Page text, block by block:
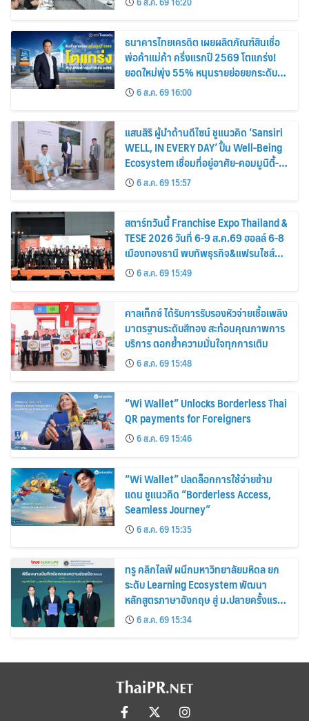
ธนาคารไทยเครดิต เผยผลิตภัณฑ์สินเชื่อ
พ่อค้าแม่ค้า ครึ่งแรกปี 2569 โตแกร่ง!
ยอดใหม่พุ่ง 55% หนุนรายย่อยยกระดับสู่
ดิจิทัลเต็มรูปแบบ
6 ส.ค. 69 16:00
แสนสิริ ผู้นำด้านดีไซน์ ชูแนวคิด ‘Sansiri
WELL, IN EVERY DAY’ ปั้น Well-Being
Ecosystem เชื่อมที่อยู่อาศัย-คอมมูนิตี้-
บริการ-ไลฟ์สไตล์ เซ็ตมาตรฐานใหม่อสัง
หาฯ ไทย
6 ส.ค. 69 15:57
สตาร์ทวันนี้ Franchise Expo Thailand &
TESE 2026 วันที่ 6-9 ส.ค.69 ฮอลล์ 6-8
เมืองทองธานี พบทัพธุรกิจ&แฟรนไชส์
ซัพพลายเออร์สินค้า เติมรายได้ช่วย
เศรษฐกิจไทย
6 ส.ค. 69 15:49
คาลเท็กซ์ ได้รับการรับรองหัวจ่ายเชื้อเพลิง
มาตรฐานระดับสีทอง สะท้อนคุณภาพการ
บริการ ตอกย้ำความมั่นใจทุกการเติม
6 ส.ค. 69 15:48
“Wi Wallet” Unlocks Borderless Thai
QR payments for Foreigners
6 ส.ค. 69 15:46
“Wi Wallet” ปลดล็อกการใช้จ่ายข้าม
แดน ชูแนวคิด “Borderless Access,
Seamless Journey”
6 ส.ค. 69 15:35
ทรู คลิกไลฟ์ ผนึกมหาวิทยาลัยมหิดล ยก
ระดับ Learning Ecosystem พัฒนา
หลักสูตรภาษาอังกฤษ สู่ ม.ปลายครั้งแรก!
พร้อมใช้ปีการศึกษา 2570
6 ส.ค. 69 15:34